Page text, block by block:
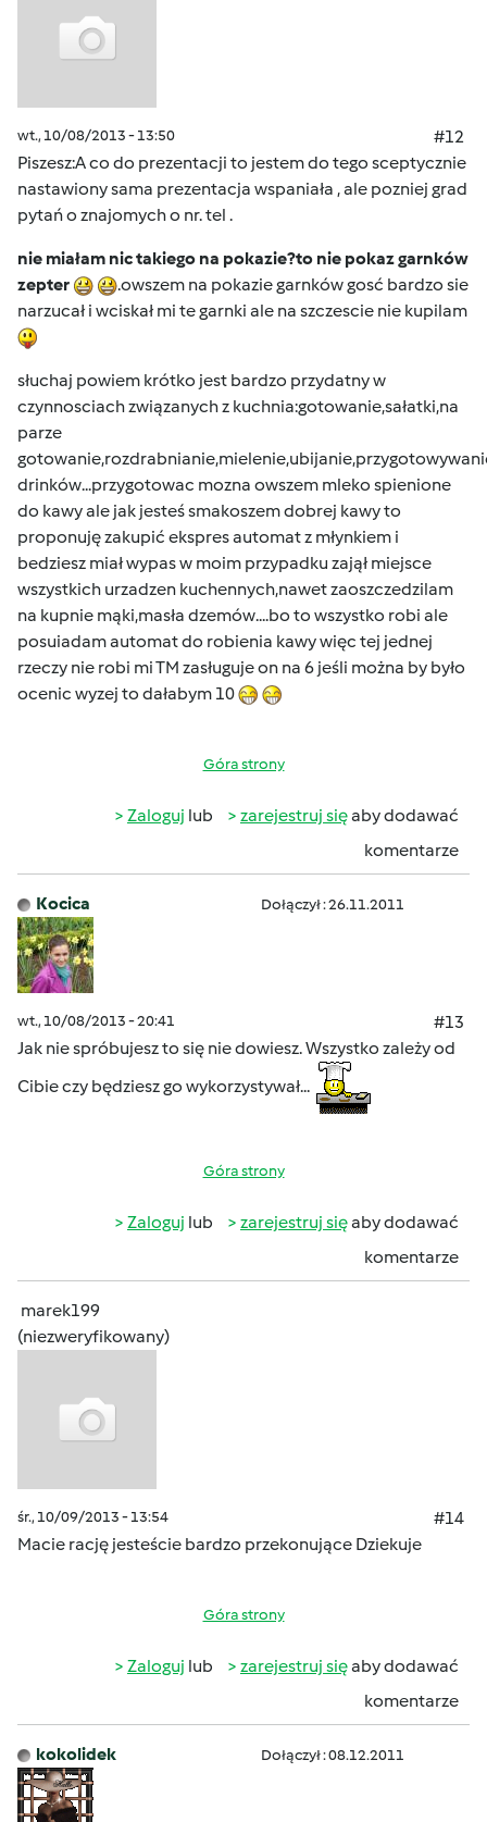
wt., 10/08/2013 - 13:50
#12
Piszesz:A co do prezentacji to jestem do tego sceptycznie
nastawiony sama prezentacja wspaniała , ale pozniej grad
pytań o znajomych o nr. tel .
nie miałam nic takiego na pokazie?to nie pokaz garnków
zepter
.owszem na pokazie garnków gosć bardzo sie
narzucał i wciskał mi te garnki ale na szczescie nie kupilam
słuchaj powiem krótko jest bardzo przydatny w
czynnosciach związanych z kuchnia:gotowanie,sałatki,na
parze
drinków...przygotowac mozna owszem mleko spienione
do kawy ale jak jesteś smakoszem dobrej kawy to
proponuję zakupić ekspres automat z młynkiem i
bedziesz miał wypas w moim przypadku zajął miejsce
wszystkich urzadzen kuchennych,nawet zaoszczedzilam
na kupnie mąki,masła dzemów....bo to wszystko robi ale
posuiadam automat do robienia kawy więc tej jednej
rzeczy nie robi mi TM zasługuje on na 6 jeśli można by było
ocenic wyzej to dałabym 10
Góra strony
Zaloguj lub zarejestruj sięaby dodawać
komentarze
Kocica Dołączył : 26.11.2011
wt., 10/08/2013 - 20:41
#13
Jak nie spróbujesz to się nie dowiesz. Wszystko zależy od
Cibie czy będziesz go wykorzystywał...
Góra strony
Zaloguj lub zarejestruj sięaby dodawać
komentarze
marek199
(niezweryfikowany)
śr., 10/09/2013 - 13:54
#14
Macie rację jesteście bardzo przekonujące Dziekuje
Góra strony
Zaloguj lub zarejestruj sięaby dodawać
komentarze
kokolidek Dołączył : 08.12.2011